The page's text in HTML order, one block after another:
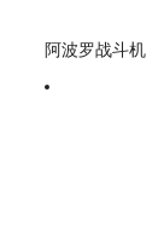
阿波罗战斗机